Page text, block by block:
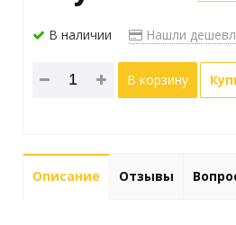
В наличии Нашли
В корзину
Описание Отзывы